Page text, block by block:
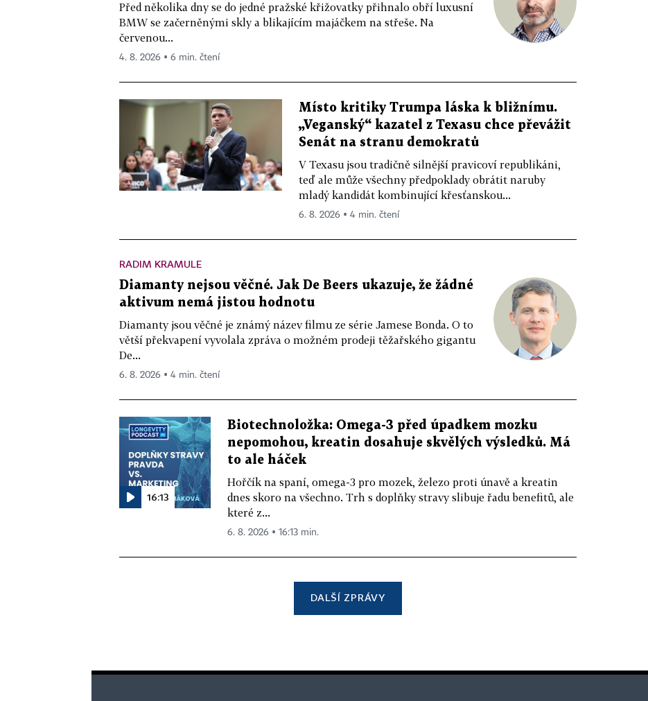
Před několika dny se do jedné pražské křižovatky přihnalo obří luxusní
BMW se začerněnými skly a blikajícím majáčkem na střeše. Na
červenou...
4. 8. 2026 ▪ 6 min. čtení
Místo kritiky Trumpa láska k bližnímu.
„Veganský“ kazatel z Texasu chce převážit
Senát na stranu demokratů
V Texasu jsou tradičně silnější pravicoví republikáni,
teď ale může všechny předpoklady obrátit naruby
mladý kandidát kombinující křesťanskou...
6. 8. 2026 ▪ 4 min. čtení
RADIM KRAMULE
Diamanty nejsou věčné. Jak De Beers ukazuje, že žádné
aktivum nemá jistou hodnotu
Diamanty jsou věčné je známý název filmu ze série Jamese Bonda. O to
větší překvapení vyvolala zpráva o možném prodeji těžařského gigantu
De...
6. 8. 2026 ▪ 4 min. čtení
16:13
Biotechnoložka: Omega-3 před úpadkem mozku
nepomohou, kreatin dosahuje skvělých výsledků. Má
to ale háček
Hořčík na spaní, omega-3 pro mozek, železo proti únavě a kreatin
dnes skoro na všechno. Trh s doplňky stravy slibuje řadu benefitů, ale
které z...
6. 8. 2026 ▪ 16:13 min.
DALŠÍ ZPRÁVY